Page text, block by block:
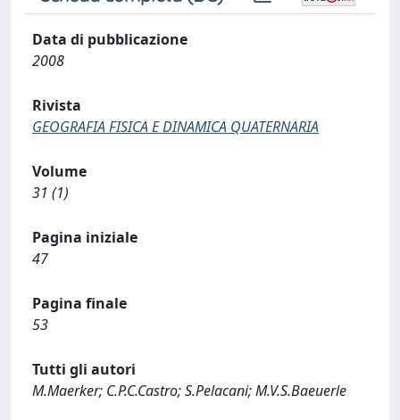
Data di pubblicazione
2008
Rivista
GEOGRAFIA FISICA E DINAMICA QUATERNARIA
Volume
31 (1)
Pagina iniziale
47
Pagina finale
53
Tutti gli autori
M.Maerker; C.P.C.Castro; S.Pelacani; M.V.S.Baeuerle